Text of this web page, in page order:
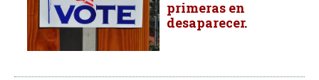
primeras en
desaparecer.